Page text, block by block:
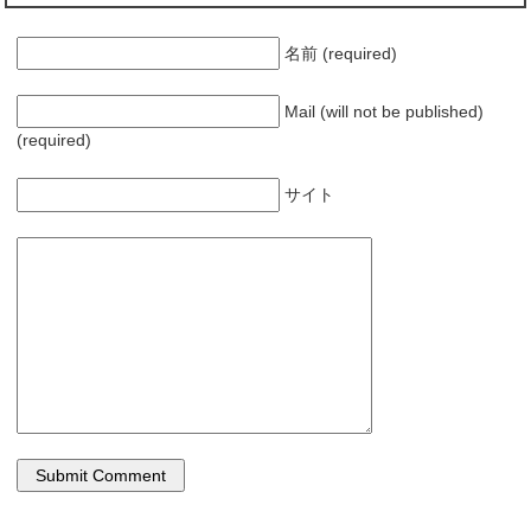
名前 (required)
Mail (will not be published)
(required)
サイト